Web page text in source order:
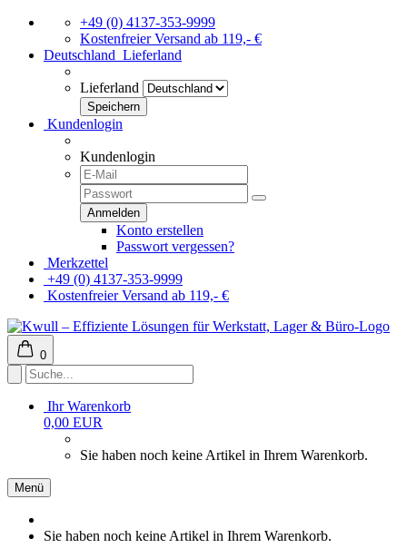
+49 (0) 4137-353-9999
Kostenfreier Versand ab 119,- €
Deutschland Lieferland
Lieferland
Kundenlogin
Kundenlogin
Konto erstellen
Passwort vergessen?
Merkzettel
+49 (0) 4137-353-9999
Kostenfreier Versand ab 119,- €
0
Ihr Warenkorb
0,00 EUR
Sie haben noch keine Artikel in Ihrem Warenkorb.
Menü
Sie haben noch keine Artikel in Ihrem Warenkorb.